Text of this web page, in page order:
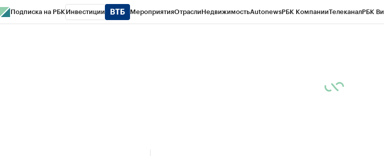
Подписка на РБК Инвестиции МероприятияОтраслиНедвижимостьAutonewsРБК КомпанииТелеканалРБК